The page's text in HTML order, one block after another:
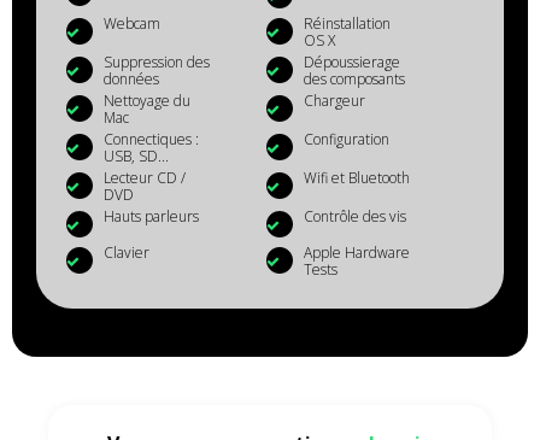
Webcam
Réinstallation
OS X
Suppression des
données
Dépoussierage
des composants
Nettoyage du
Mac
Chargeur
Connectiques :
USB, SD...
Configuration
Lecteur CD /
DVD
Wifi et Bluetooth
Hauts parleurs
Contrôle des vis
Clavier
Apple Hardware
Tests